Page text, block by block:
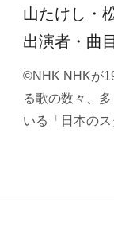
山たけし・
出演者・曲
©NHK NHKが
る歌の数々、
いる「日本の